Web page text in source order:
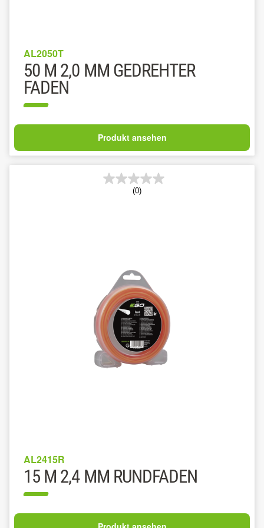
AL2050T
50 M 2,0 MM GEDREHTER
FADEN
Produkt ansehen
(0)
AL2415R
15 M 2,4 MM RUNDFADEN